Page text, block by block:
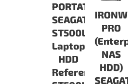
PORTATILES
SEAGATE
ST500LM021
Laptop
HDD
Referencia:
PRO
NAS
HDD)
SEAGATE